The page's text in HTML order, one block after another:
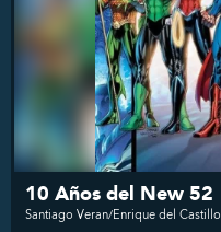
10 Años del New 52
Santiago Veran/Enrique del Castillo